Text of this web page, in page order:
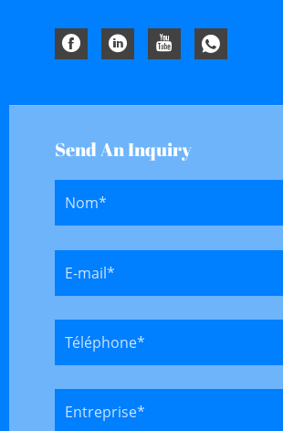
Send An Inquiry